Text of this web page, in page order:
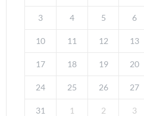
3 4 5 6
10 11 12 13
17 18 19 20
24 25 26 27
31 1 2 3